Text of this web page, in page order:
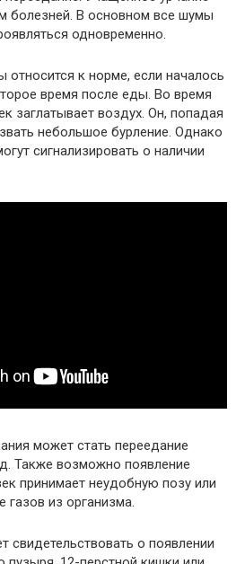
болезней. В основном все шумы
одновременно.
относится к норме, если началось
время после еды. Во время
заглатывает воздух. Он, попадая
небольшое бурление. Однако
сигнализировать о наличии
может стать переедание
Также возможно появление
принимает неудобную позу или
газов из организма.
свидетельствовать о появлении